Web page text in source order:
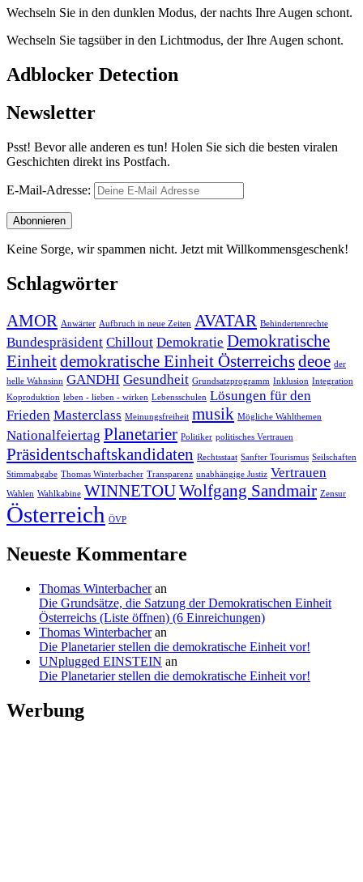
Wechseln Sie in den dunklen Modus, der nachts Ihre Augen schont.
Wechseln Sie tagsüber in den Lichtmodus, der Ihre Augen schont.
Adblocker Detection
Newsletter
Psst! Bevor alle anderen es tun! Holen Sie sich die besten viralen
Geschichten direkt ins Postfach.
E-Mail-Adresse:
Keine Sorge, wir spammen nicht. Jetzt mit Willkommensgeschenk!
Schlagwörter
AMOR Anwärter Aufbruch in neue Zeiten AVATAR Behindertenrechte
Bundespräsident Chillout Demokratie Demokratische
Einheitdemokratische Einheit Österreichsdeoe der
helle Wahnsinn GANDHI Gesundheit Grundsatzprogramm Inklusion Integration
Koproduktion leben - lieben - wirken Lebensschulen Lösungen für den
Frieden Masterclass Meinungsfreiheit musik Mögliche Wahlthemen
Nationalfeiertag Planetarier Politiker politisches Vertrauen
Präsidentschaftskandidaten Rechtsstaat Sanfter Tourismus Seilschaften
Stimmabgabe Thomas Winterbacher Transparenz unabhängige Justiz Vertrauen
Wahlen Wahlkabine WINNETOUWolfgang Sandmair Zensur
Österreich ÖVP
Neueste Kommentare
Thomas Winterbacheran
Die Grundsätze, die Satzung der Demokratischen Einheit
Österreichs (Liste öffnen) (6 Einreichungen)
Thomas Winterbacheran
Die Planetarier stellen die demokratische Einheit vor!
UNplugged EINSTEIN an
Die Planetarier stellen die demokratische Einheit vor!
Werbung